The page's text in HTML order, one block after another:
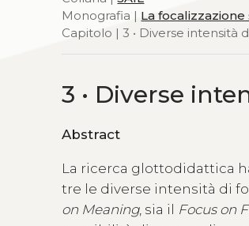
Monografia | La
Capitolo | 3 • Diverse intensità
3 • Diverse
Abstract
La ricerca glottodidattica
tre le diverse intensità di
on Meaning, sia il Focus on